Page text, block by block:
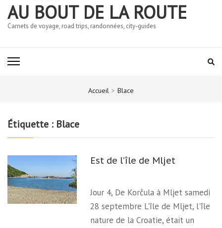
AU BOUT DE LA ROUTE
Carnets de voyage, road trips, randonnées, city-guides
Accueil > Blace
Étiquette : Blace
Est de l’île de Mljet
Jour 4, De Korčula à Mljet samedi
28 septembre L'île de Mljet, l'île
nature de la Croatie, était un